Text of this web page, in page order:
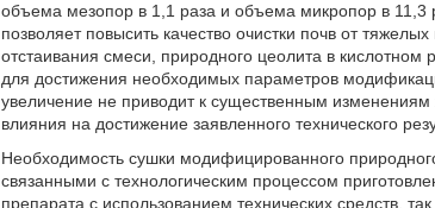
объема мезопор в 1,1 раза и объема микропор в
позволяет повысить качество очистки почв от
отстаивания смеси, природного цеолита в
для достижения необходимых параметров
увеличение не приводит к существенным изменениям
влияния на достижение заявленного технического
Необходимость сушки модифицированного
связанными с технологическим процессом
препарата с использованием технических средств,